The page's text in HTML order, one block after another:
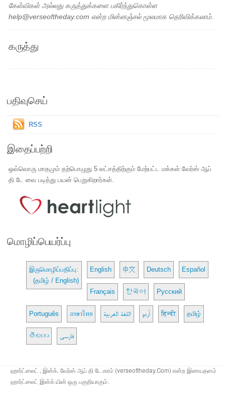
கேள்விகள் அல்லது கருத்துக்களை பகிர்ந்துகொள்ள
help@verseoftheday.com என்ற மின்னஞ்சல் மூலமாக தெரிவிக்கலாம்.
கருத்து
பதிவுசெய்
RSS
இதைப்பற்றி
ஒவ்வொரு மாதமும் தற்பொழுது 5 லட்சத்திற்கும் மேற்பட்ட மக்கள் வேர்ஸ் ஆப்
தி டே வை படித்து பயன் பெறுகிறார்கள்.
மொழிப்பெயர்ப்பு
இருமொழிப்பதிப்பு:
(தமிழ் / English)
English 中文 Deutsch Español
Français 한국어 Русский
Português ภาษาไทย اللغة العربية اُردو हिन्दी தமிழ்
తెలుగు فارسی
ஹார்ட்லைட் , இன்க். வேர்ஸ் ஆப் தி டே.காம் (verseoftheday.Com) என்ற இணயதளம்
ஹார்ட்லைட் இன்க் யின் ஒரு பகுதியாகும்.